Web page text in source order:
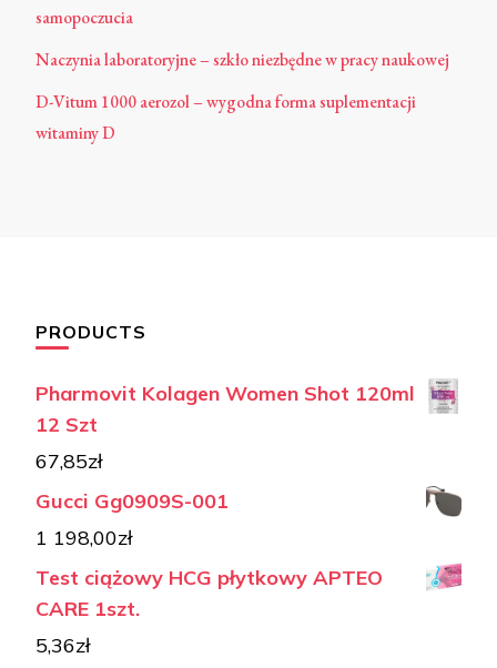
samopoczucia
Naczynia laboratoryjne – szkło niezbędne w pracy naukowej
D-Vitum 1000 aerozol – wygodna forma suplementacji
witaminy D
PRODUCTS
Pharmovit Kolagen Women Shot 120ml
12 Szt
67,85zł
Gucci Gg0909S-001
1 198,00zł
Test ciążowy HCG płytkowy APTEO
CARE 1szt.
5,36zł